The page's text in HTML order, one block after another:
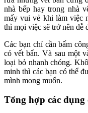
nhà bếp hay trong nhà
mấy vui vẻ khi làm việc
thì mọi việc sẽ trở nên dễ
Các bạn chỉ cần bấm
có vết bẩn. Và sau một
loại bỏ nhanh chóng.
minh thì các bạn có thể
mình mong muốn.
Tổng hợp các